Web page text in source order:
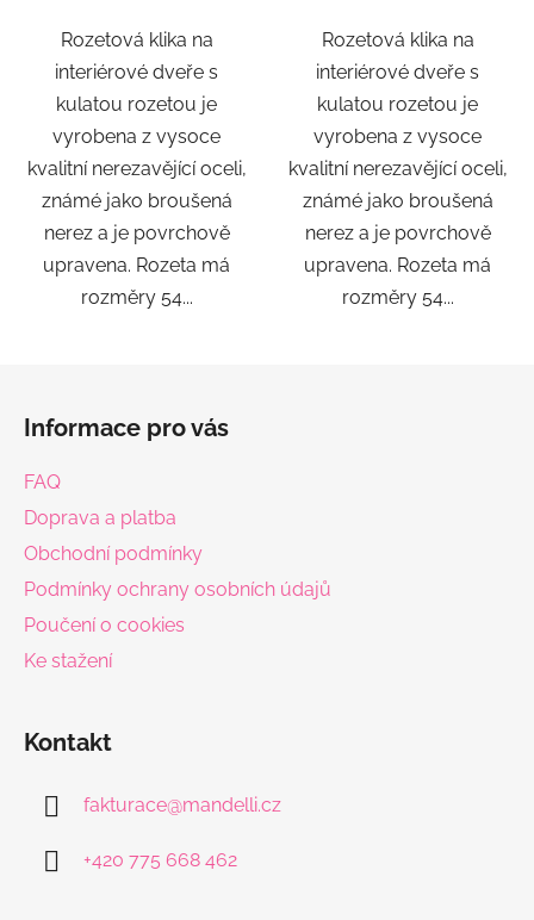
Rozetová klika na
interiérové ​​dveře s
kulatou rozetou je
vyrobena z vysoce
kvalitní nerezavějící oceli,
známé jako broušená
nerez a je povrchově
upravena. Rozeta má
rozměry 54...
Rozetová klika na
interiérové ​​dveře s
kulatou rozetou je
vyrobena z vysoce
kvalitní nerezavějící oceli,
známé jako broušená
nerez a je povrchově
upravena. Rozeta má
rozměry 54...
Informace pro vás
FAQ
Doprava a platba
Obchodní podmínky
Podmínky ochrany osobních údajů
Poučení o cookies
Ke stažení
Kontakt
fakturace@mandelli.cz
+420 775 668 462